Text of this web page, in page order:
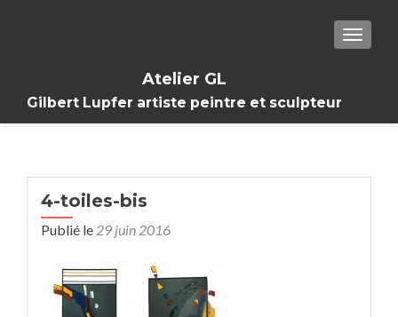
Atelier GL
Gilbert Lupfer artiste peintre et sculpteur
4-toiles-bis
Publié le 29 juin 2016